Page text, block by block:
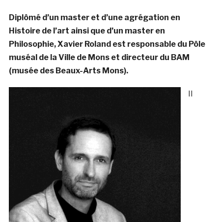
Diplômé d’un master et d’une agrégation en
Histoire de l’art ainsi que d’un master en
Philosophie, Xavier Roland est responsable du Pôle
muséal de la Ville de Mons et directeur du BAM
(musée des Beaux-Arts Mons).